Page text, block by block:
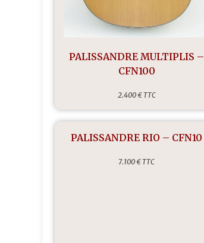
PALISSANDRE MULTIPLIS –
CFN100
2.400 € TTC
PALISSANDRE RIO – CFN10
7.100 € TTC